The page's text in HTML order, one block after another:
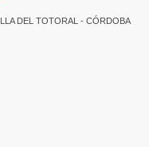
DEL TOTORAL - CÓRDOBA